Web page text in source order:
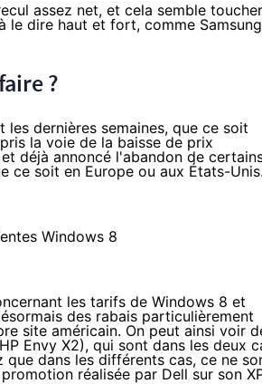
assez net, et cela semble toucher
le dire haut et fort, comme Samsung
?
dernières semaines, que ce soit
la voie de la baisse de prix
déjà annoncé l'abandon de
ce soit en Europe ou aux États-Unis
les tarifs de Windows 8 et
des rabais particulièrement
site américain. On peut ainsi voir
HP Envy X2), qui sont dans les deux
dans les différents cas, ce ne
réalisée par Dell sur son